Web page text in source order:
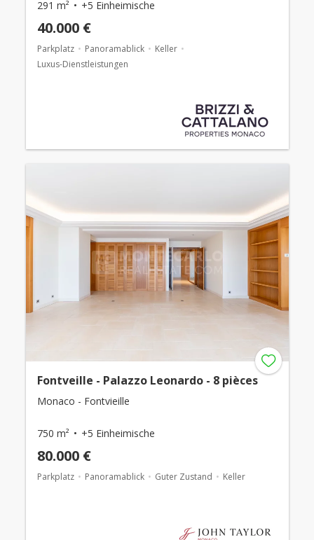
291 m² +5 Einheimische
40.000 €
Parkplatz Panoramablick
Keller
Luxus-Dienstleistungen
Fontveille - Palazzo Leonardo - 8 pièces
Monaco - Fontvieille
750 m² +5 Einheimische
80.000 €
Parkplatz Panoramablick Guter Zustand Keller